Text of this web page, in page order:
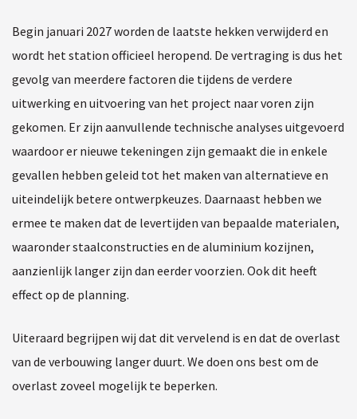
Begin januari 2027 worden de laatste hekken verwijderd en
wordt het station officieel heropend. De vertraging is dus het
gevolg van meerdere factoren die tijdens de verdere
uitwerking en uitvoering van het project naar voren zijn
gekomen. Er zijn aanvullende technische analyses uitgevoerd
waardoor er nieuwe tekeningen zijn gemaakt die in enkele
gevallen hebben geleid tot het maken van alternatieve en
uiteindelijk betere ontwerpkeuzes. Daarnaast hebben we
ermee te maken dat de levertijden van bepaalde materialen,
waaronder staalconstructies en de aluminium kozijnen,
aanzienlijk langer zijn dan eerder voorzien. Ook dit heeft
effect op de planning.
Uiteraard begrijpen wij dat dit vervelend is en dat de overlast
van de verbouwing langer duurt. We doen ons best om de
overlast zoveel mogelijk te beperken.